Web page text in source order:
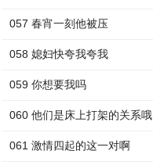
057 春宵一刻他被压
058 媳妇快夸我夸我
059 你想要我吗
060 他们是床上打架的关系哦
061 激情四起的这一对啊